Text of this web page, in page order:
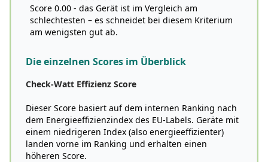
Score 0.00 - das Gerät ist im Vergleich am
schlechtesten – es schneidet bei diesem Kriterium
am wenigsten gut ab.
Die einzelnen Scores im Überblick
Check-Watt Effizienz Score
Dieser Score basiert auf dem internen Ranking nach
dem Energieeffizienzindex des EU-Labels. Geräte mit
einem niedrigeren Index (also energieeffizienter)
landen vorne im Ranking und erhalten einen
höheren Score.